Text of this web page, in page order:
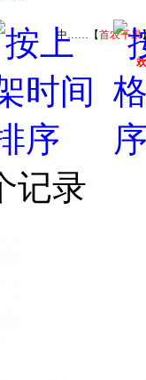
中……【首农干果
记录